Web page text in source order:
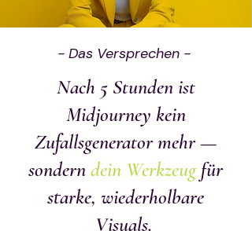
- Das Versprechen -
Nach 5 Stunden ist
Midjourney kein
Zufallsgenerator mehr —
sonderndein Werkzeugfür
starke, wiederholbare
Visuals.